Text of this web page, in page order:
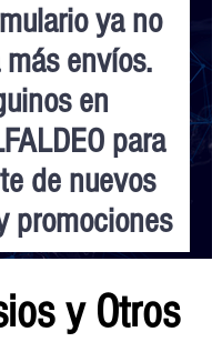
ya no
envíos.
en
para
de nuevos
promociones
y Otros